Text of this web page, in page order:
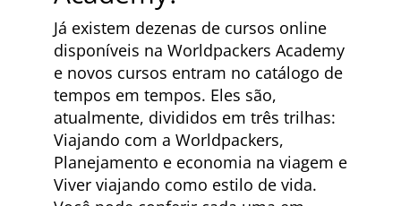
Já existem dezenas de cursos online
disponíveis na Worldpackers Academy
e novos cursos entram no catálogo de
tempos em tempos. Eles são,
atualmente, divididos em três trilhas:
Viajando com a Worldpackers,
Planejamento e economia na viagem e
Viver viajando como estilo de vida.